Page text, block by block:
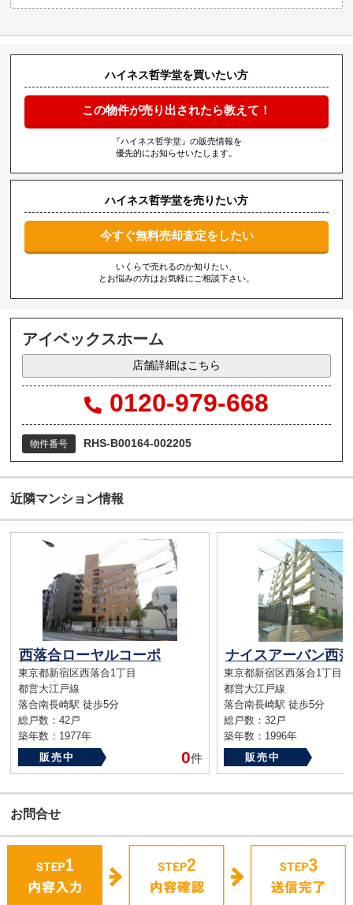
ハイネス哲学堂を買いたい方
この物件が売り出されたら教えて！
『ハイネス哲学堂』の販売情報を
優先的にお知らせいたします。
ハイネス哲学堂を売りたい方
今すぐ無料売却査定をしたい
いくらで売れるのか知りたい、
とお悩みの方はお気軽にご相談下さい。
アイベックスホーム
店舗詳細はこちら
0120-979-668
物件番号 RHS-B00164-002205
近隣マンション情報
西落合ローヤルコーポ
東京都新宿区西落合1丁目
都営大江戸線
落合南長崎駅 徒歩5分
総戸数：42戸
築年数：1977年
販売中
0件
ナイスアーバン西
東京都新宿区西落合1丁目
都営大江戸線
落合南長崎駅 徒歩5分
総戸数：32戸
築年数：1996年
販売中
お問合せ